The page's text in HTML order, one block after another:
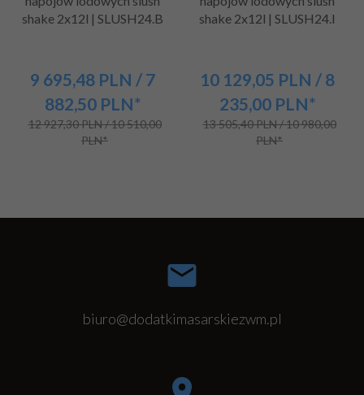
shake 2x12l | SLUSH24.B
9 695,48 PLN / 7
882,50 PLN*
12 927,30 PLN / 10 510,00
PLN*
shake 2x12l | SLUSH24.I
10 129,05 PLN / 8
235,00 PLN*
13 505,40 PLN / 10 980,00
PLN*
biuro@dodatkimasarskiezwm.pl